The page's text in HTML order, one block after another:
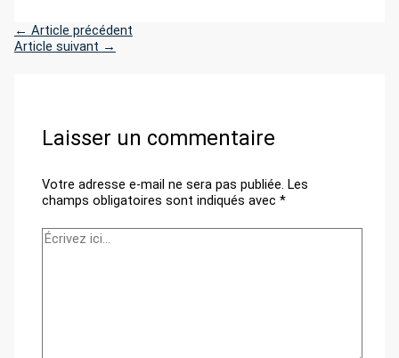
← Article précédent
Article suivant →
Laisser un commentaire
Votre adresse e-mail ne sera pas publiée. Les
champs obligatoires sont indiqués avec*
Écrivez